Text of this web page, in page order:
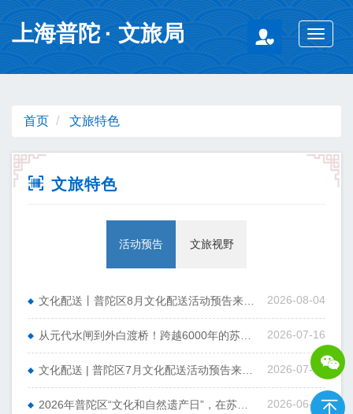
无障碍操作说明 跳转到网站导航区 跳转到主要内容区域
上海普陀· 文旅局
Toggle
首页 文旅特色
 文旅特色
活动预告 文旅视野
2026-08-04
2026-07-16
2026-07-02
2026-06-10